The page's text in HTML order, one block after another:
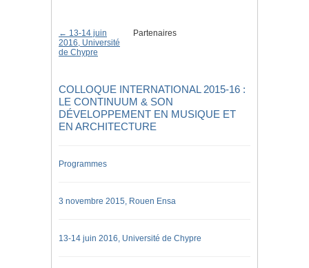
← 13-14 juin
2016, Université
de Chypre
Partenaires
COLLOQUE INTERNATIONAL 2015-16 :
LE CONTINUUM & SON
DÉVELOPPEMENT EN MUSIQUE ET
EN ARCHITECTURE
Programmes
3 novembre 2015, Rouen Ensa
13-14 juin 2016, Université de Chypre